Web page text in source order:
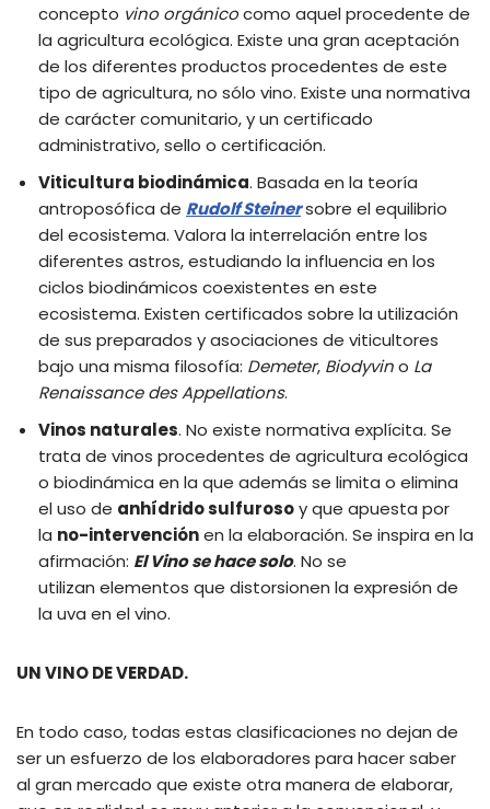
concepto vino orgánicocomo aquel procedente de
la agricultura ecológica. Existe una gran aceptación
de los diferentes productos procedentes de este
tipo de agricultura, no sólo vino. Existe una normativa
de carácter comunitario, y un certificado
administrativo, sello o certificación.
Viticultura biodinámica. Basada en la teoría
antroposófica de Rudolf Steinersobre el equilibrio
del ecosistema. Valora la interrelación entre los
diferentes astros, estudiando la influencia en los
ciclos biodinámicos coexistentes en este
ecosistema. Existen certificados sobre la utilización
de sus preparados y asociaciones de viticultores
bajo una misma filosofía: Demeter, Biodyvino La
Renaissance des Appellations.
Vinos naturales. No existe normativa explícita. Se
trata de vinos procedentes de agricultura ecológica
o biodinámica en la que además se limita o elimina
el uso de anhídrido sulfurosoy que apuesta por
la no-intervenciónen la elaboración. Se inspira en la
afirmación: El Vino se hace solo. No se
utilizan elementos que distorsionen la expresión de
la uva en el vino.
UN VINO DE VERDAD.
En todo caso, todas estas clasificaciones no dejan de
ser un esfuerzo de los elaboradores para hacer saber
al gran mercado que existe otra manera de elaborar,